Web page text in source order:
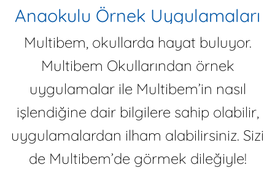
Anaokulu Örnek Uygulamaları
Multibem, okullarda hayat buluyor.
Multibem Okullarından örnek
uygulamalar ile Multibem’in nasıl
işlendiğine dair bilgilere sahip olabilir,
uygulamalardan ilham alabilirsiniz. Sizi
de Multibem’de görmek dileğiyle!